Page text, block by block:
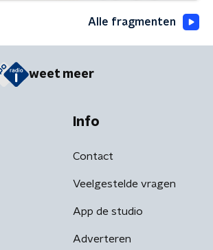
Alle fragmenten
weet meer
Info
Contact
Veelgestelde vragen
App de studio
Adverteren